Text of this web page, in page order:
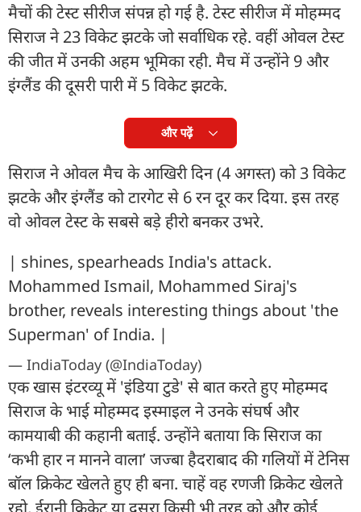
मैचों की टेस्ट सीरीज संपन्न हो गई है. टेस्ट सीरीज में मोहम्मद
सिराज ने 23 विकेट झटके जो सर्वाध‍िक रहे. वहीं ओवल टेस्ट
की जीत में उनकी अहम भूमिका रही. मैच में उन्होंने 9 और
इंग्लैंड की दूसरी पारी में 5 विकेट झटके.
और पढ़ें
स‍िराज ने ओवल मैच के आख‍िरी दिन (4 अगस्त) को 3 विकेट
झटके और इंग्लैंड को टारगेट से 6 रन दूर कर दिया. इस तरह
वो ओवल टेस्ट के सबसे बड़े हीरो बनकर उभरे.
| shines, spearheads India's attack.
Mohammed Ismail, Mohammed Siraj's
brother, reveals interesting things about 'the
Superman' of India. |
— IndiaToday (@IndiaToday)
एक खास इंटरव्यू में 'इंड‍िया टुडे' से बात करते हुए मोहम्मद
सिराज के भाई मोहम्मद इस्माइल ने उनके संघर्ष और
कामयाबी की कहानी बताई. उन्होंने बताया कि सिराज का
‘कभी हार न मानने वाला’ जज्बा हैदराबाद की गलियों में टेनिस
बॉल क्रिकेट खेलते हुए ही बना. चाहें वह रणजी क्रिकेट खेलते
रहो, ईरानी क्रिकेट या दूसरा किसी भी तरह को और कोई